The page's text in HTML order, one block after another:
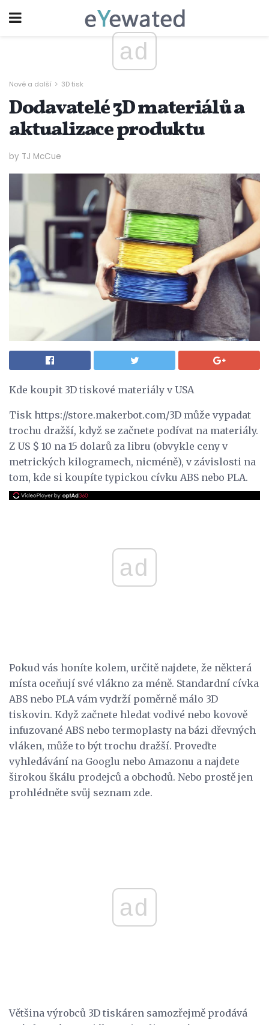
ad
Nové a další 3D tisk
Dodavatelé 3D materiálů a
aktualizace produktu
by TJ McCue
Kde koupit 3D tiskové materiály v USA
Tisk https://store.makerbot.com/3D může vypadat
trochu dražší, když se začnete podívat na materiály.
Z US $ 10 na 15 dolarů za libru (obvykle ceny v
metrických kilogramech, nicméně), v závislosti na
tom, kde si koupíte typickou cívku ABS nebo PLA.
ad
Pokud vás honíte kolem, určitě najdete, že některá
místa oceňují své vlákno za méně. Standardní cívka
ABS nebo PLA vám vydrží poměrně málo 3D
tiskovin. Když začnete hledat vodivé nebo kovově
infuzované ABS nebo termoplasty na bázi dřevných
vláken, může to být trochu dražší. Proveďte
vyhledávání na Googlu nebo Amazonu a najdete
širokou škálu prodejců a obchodů. Nebo prostě jen
prohlédněte svůj seznam zde.
ad
Většina výrobců 3D tiskáren samozřejmě prodává